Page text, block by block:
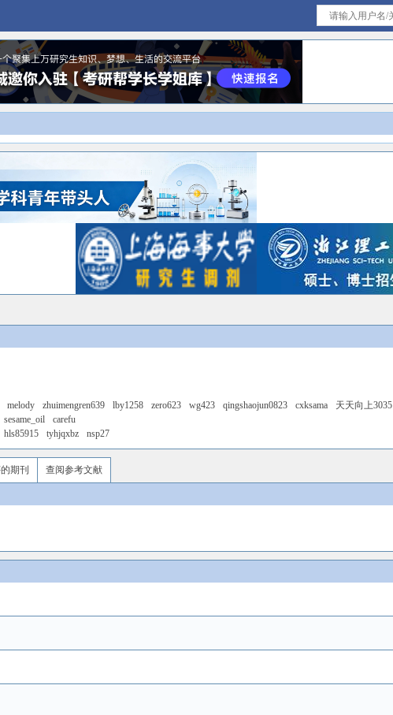
melody zhuimengren639 lby1258 zero623 wg423 qingshaojun0823 cxksama 天天向上3035
sesame_oil
carefu
hls85915 tyhjqxbz nsp27
期刊 查阅参考文献